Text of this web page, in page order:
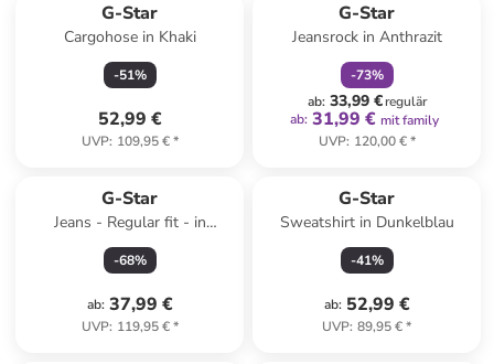
G-Star
Cargohose in Khaki
-51%
52,99 €
UVP: 109,95 €*
G-Star
Jeansrock in Anthrazit
-73%
ab: 33,99 €regulär
ab: 31,99 € mit family
UVP: 120,00 €*
G-Star
Jeans - Regular fit - in
Hellblau
-68%
ab: 37,99 €
UVP: 119,95 €*
G-Star
Sweatshirt in Dunkelblau
-41%
ab: 52,99 €
UVP: 89,95 €*